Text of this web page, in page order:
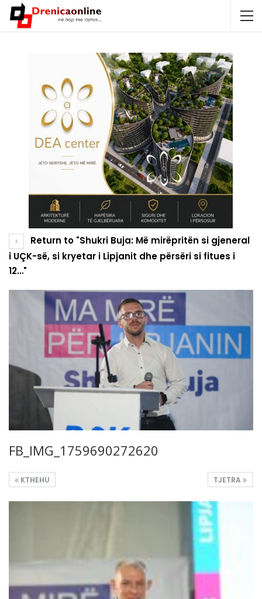
Return to "Shukri Buja: Më mirëpritën si gjeneral
i UÇK-së, si kryetar i Lipjanit dhe përsëri si fitues i
12…"
FB_IMG_1759690272620
TJETRA
KTHEHU